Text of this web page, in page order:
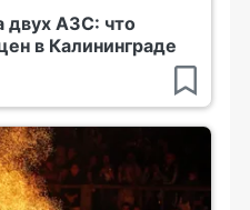
двух АЗС: что
в Калининграде